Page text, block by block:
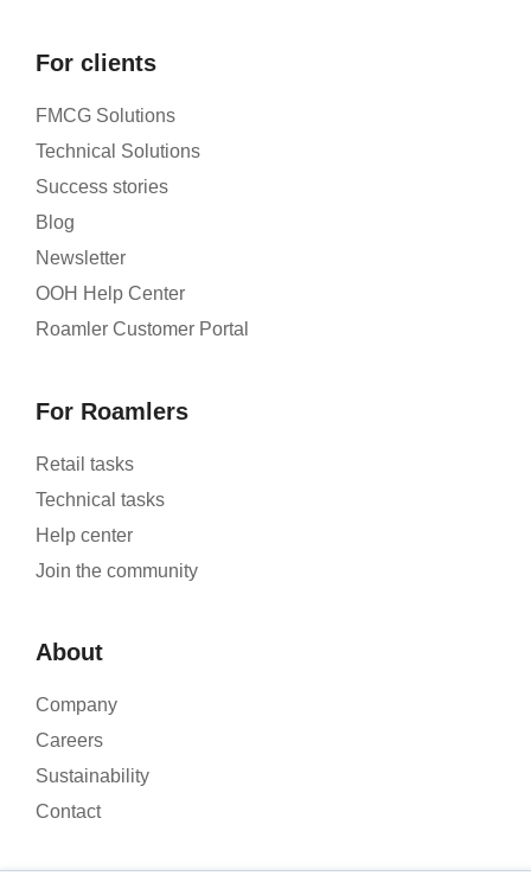
For clients
FMCG Solutions
Technical Solutions
Success stories
Blog
Newsletter
OOH Help Center
Roamler Customer Portal
For Roamlers
Retail tasks
Technical tasks
Help center
Join the community
About
Company
Careers
Sustainability
Contact